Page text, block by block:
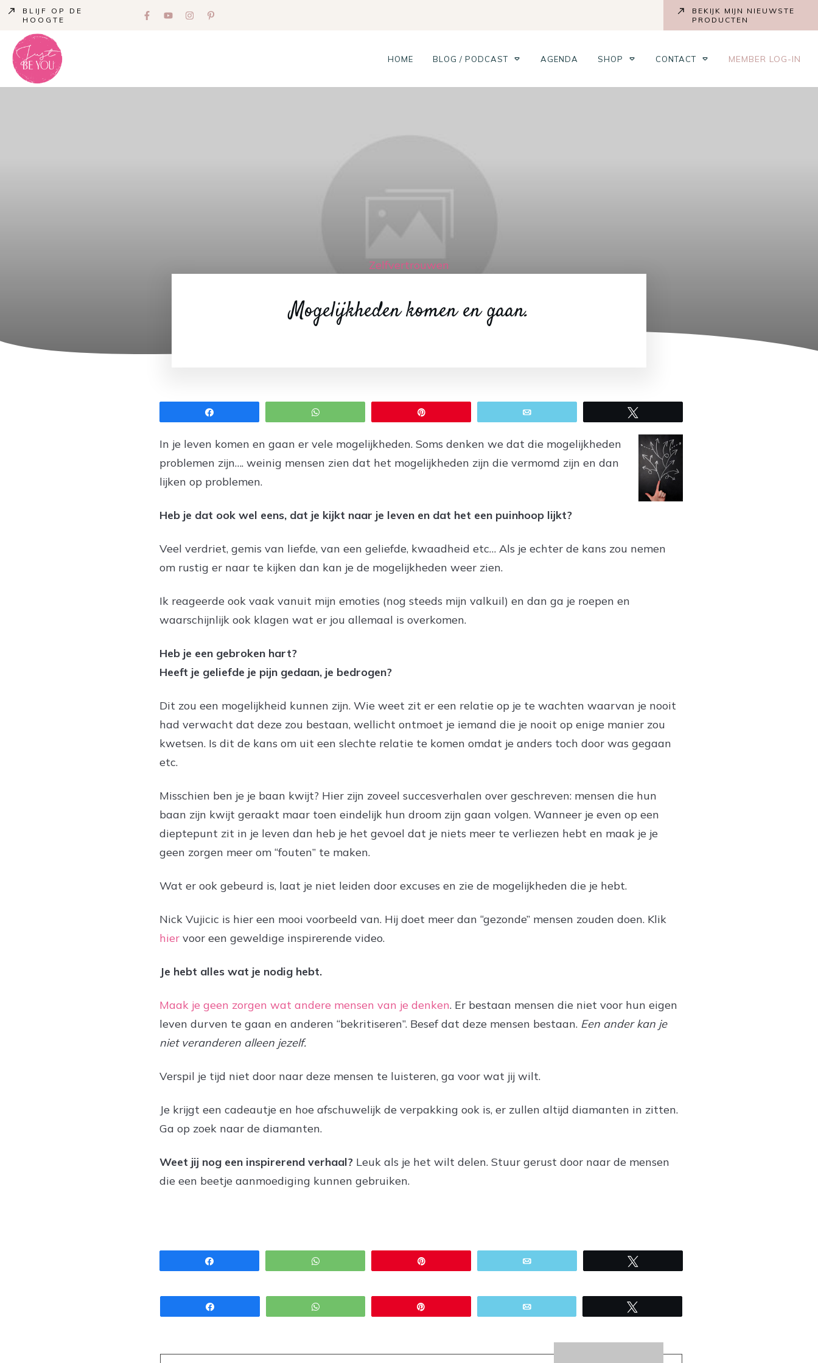
BLIJF OP DE
HOOGTE
BEKIJK MIJN NIEUWSTE
PRODUCTEN
HOME BLOG / PODCAST AGENDA SHOP CONTACT MEMBER LOG-IN
Zelfvertrouwen
Mogelijkheden komen en gaan.
In je leven komen en gaan er vele mogelijkheden. Soms denken we dat die mogelijkheden
problemen zijn…. weinig mensen zien dat het mogelijkheden zijn die vermomd zijn en dan
lijken op problemen.
Heb je dat ook wel eens, dat je kijkt naar je leven en dat het een puinhoop lijkt?
Veel verdriet, gemis van liefde, van een geliefde, kwaadheid etc… Als je echter de kans zou nemen
om rustig er naar te kijken dan kan je de mogelijkheden weer zien.
Ik reageerde ook vaak vanuit mijn emoties (nog steeds mijn valkuil) en dan ga je roepen en
waarschijnlijk ook klagen wat er jou allemaal is overkomen.
Heb je een gebroken hart?
Heeft je geliefde je pijn gedaan, je bedrogen?
Dit zou een mogelijkheid kunnen zijn. Wie weet zit er een relatie op je te wachten waarvan je nooit
had verwacht dat deze zou bestaan, wellicht ontmoet je iemand die je nooit op enige manier zou
kwetsen. Is dit de kans om uit een slechte relatie te komen omdat je anders toch door was gegaan
etc.
Misschien ben je je baan kwijt? Hier zijn zoveel succesverhalen over geschreven: mensen die hun
baan zijn kwijt geraakt maar toen eindelijk hun droom zijn gaan volgen. Wanneer je even op een
dieptepunt zit in je leven dan heb je het gevoel dat je niets meer te verliezen hebt en maak je je
geen zorgen meer om “fouten” te maken.
Wat er ook gebeurd is, laat je niet leiden door excuses en zie de mogelijkheden die je hebt.
Nick Vujicic is hier een mooi voorbeeld van. Hij doet meer dan “gezonde” mensen zouden doen. Klik
hier voor een geweldige inspirerende video.
Je hebt alles wat je nodig hebt.
Maak je geen zorgen wat andere mensen van je denken. Er bestaan mensen die niet voor hun eigen
leven durven te gaan en anderen “bekritiseren”. Besef dat deze mensen bestaan. Een ander kan je
niet veranderen alleen jezelf.
Verspil je tijd niet door naar deze mensen te luisteren, ga voor wat jij wilt.
Je krijgt een cadeautje en hoe afschuwelijk de verpakking ook is, er zullen altijd diamanten in zitten.
Ga op zoek naar de diamanten.
Weet jij nog een inspirerend verhaal? Leuk als je het wilt delen. Stuur gerust door naar de mensen
die een beetje aanmoediging kunnen gebruiken.